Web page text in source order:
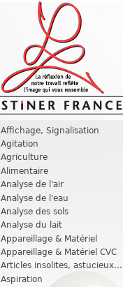
Affichage, Signalisation
Agitation
Agriculture
Alimentaire
Analyse de l'air
Analyse de l'eau
Analyse des sols
Analyse du lait
Appareillage & Matériel
Appareillage & Matériel CVC
Articles insolites, astucieux...
Aspiration